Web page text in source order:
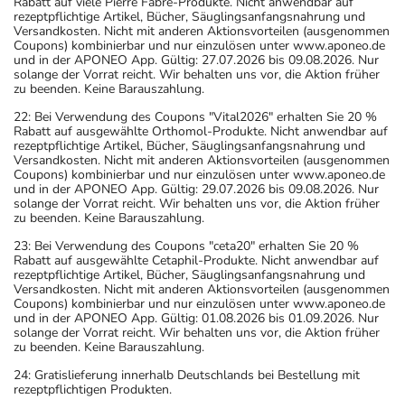
rezeptpflichtige Artikel, Bücher, Säuglingsanfangsnahrung und
Versandkosten. Nicht mit anderen Aktionsvorteilen (ausgenommen
Coupons) kombinierbar und nur einzulösen unter www.aponeo.de
und in der APONEO App. Gültig: 27.07.2026 bis 09.08.2026. Nur
solange der Vorrat reicht. Wir behalten uns vor, die Aktion früher
zu beenden. Keine Barauszahlung.
22: Bei Verwendung des Coupons "Vital2026" erhalten Sie 20 %
Rabatt auf ausgewählte Orthomol-Produkte. Nicht anwendbar auf
rezeptpflichtige Artikel, Bücher, Säuglingsanfangsnahrung und
Versandkosten. Nicht mit anderen Aktionsvorteilen (ausgenommen
Coupons) kombinierbar und nur einzulösen unter www.aponeo.de
und in der APONEO App. Gültig: 29.07.2026 bis 09.08.2026. Nur
solange der Vorrat reicht. Wir behalten uns vor, die Aktion früher
zu beenden. Keine Barauszahlung.
23: Bei Verwendung des Coupons "ceta20" erhalten Sie 20 %
Rabatt auf ausgewählte Cetaphil-Produkte. Nicht anwendbar auf
rezeptpflichtige Artikel, Bücher, Säuglingsanfangsnahrung und
Versandkosten. Nicht mit anderen Aktionsvorteilen (ausgenommen
Coupons) kombinierbar und nur einzulösen unter www.aponeo.de
und in der APONEO App. Gültig: 01.08.2026 bis 01.09.2026. Nur
solange der Vorrat reicht. Wir behalten uns vor, die Aktion früher
zu beenden. Keine Barauszahlung.
24: Gratislieferung innerhalb Deutschlands bei Bestellung mit
rezeptpflichtigen Produkten.